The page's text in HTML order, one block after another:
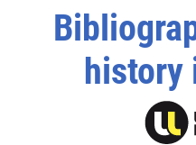
history